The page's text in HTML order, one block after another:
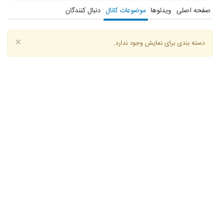
صفحه اصلی ویدئوها موضوعات کانال دنبال کنندگان
× دسته بندی برای نمایش وجود ندارد.